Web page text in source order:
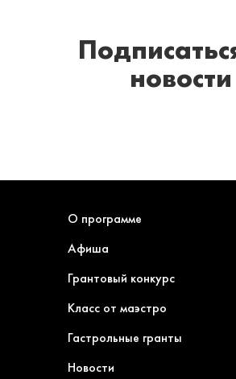
новости
О программе
Афиша
Грантовый конкурс
Класс от маэстро
Гастрольные гранты
Новости